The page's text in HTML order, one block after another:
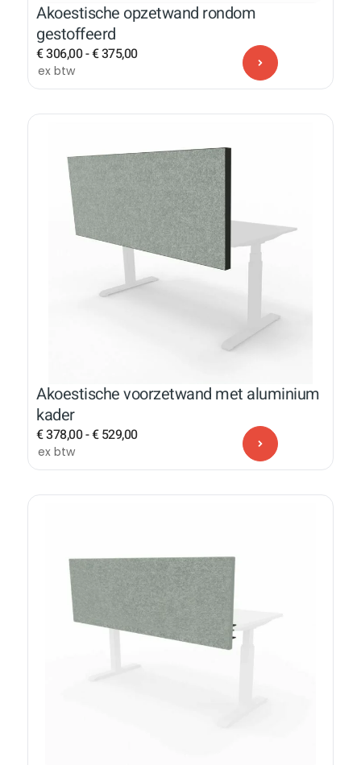
Akoestische opzetwand rondom
gestoffeerd
€306,00-€375,00
ex btw
Akoestische voorzetwand met aluminium
kader
€378,00-€529,00
ex btw